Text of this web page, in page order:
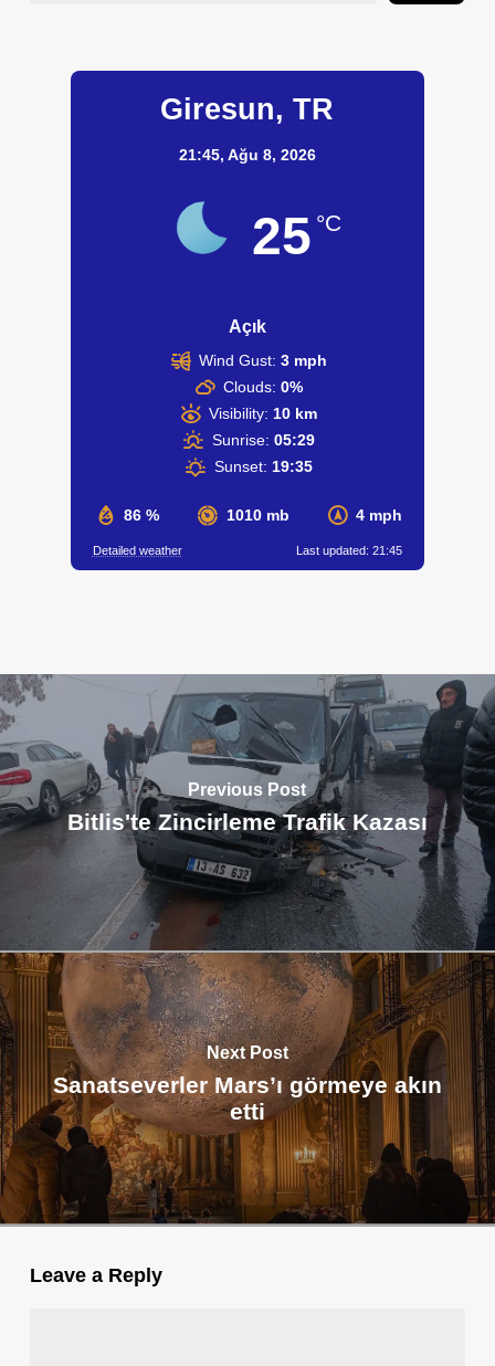
Giresun, TR
21:45, Ağu 8, 2026
25 °C
Açık
86 % 1010 mb 4 mph
Wind Gust: 3 mph
Clouds: 0%
Visibility: 10 km
Sunrise: 05:29
Sunset: 19:35
Detailed weather Last updated: 21:45
Previous Post
Bitlis'te Zincirleme Trafik Kazası
Next Post
Sanatseverler Mars’ı görmeye akın
etti
Leave a Reply